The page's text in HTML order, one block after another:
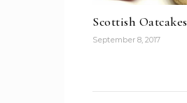
Scottish Oatcakes
September 8, 2017